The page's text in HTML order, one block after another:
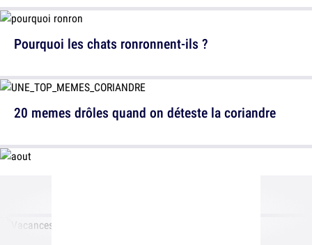
Pourquoi les chats ronronnent-ils ?
20 memes drôles quand on déteste la coriandre